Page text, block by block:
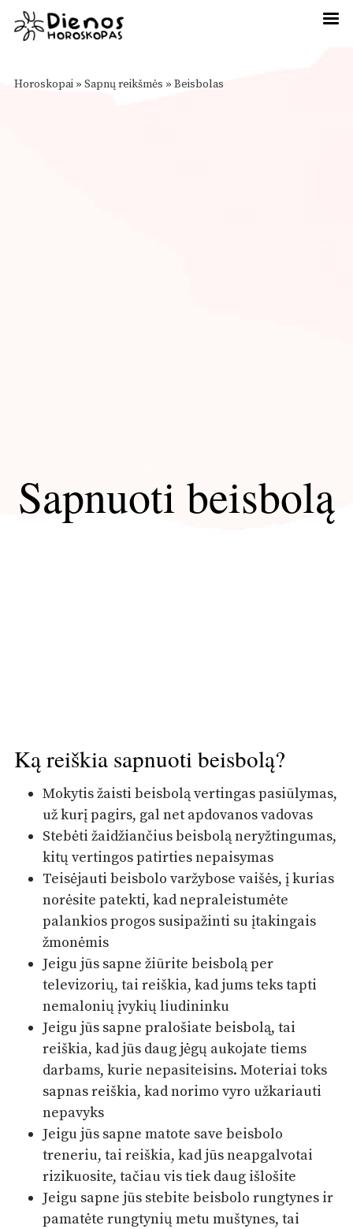
Horoskopai » Sapnų reikšmės » Beisbolas
Sapnuoti beisbolą
Ką reiškia sapnuoti beisbolą?
Mokytis žaisti beisbolą vertingas pasiūlymas,
už kurį pagirs, gal net apdovanos vadovas
Stebėti žaidžiančius beisbolą neryžtingumas,
kitų vertingos patirties nepaisymas
Teisėjauti beisbolo varžybose vaišės, į kurias
norėsite patekti, kad nepraleistumėte
palankios progos susipažinti su įtakingais
žmonėmis
Jeigu jūs sapne žiūrite beisbolą per
televizorių, tai reiškia, kad jums teks tapti
nemalonių įvykių liudininku
Jeigu jūs sapne pralošiate beisbolą, tai
reiškia, kad jūs daug jėgų aukojate tiems
darbams, kurie nepasiteisins. Moteriai toks
sapnas reiškia, kad norimo vyro užkariauti
nepavyks
Jeigu jūs sapne matote save beisbolo
treneriu, tai reiškia, kad jūs neapgalvotai
rizikuosite, tačiau vis tiek daug išlošite
Jeigu sapne jūs stebite beisbolo rungtynes ir
pamatėte rungtynių metu muštynes, tai